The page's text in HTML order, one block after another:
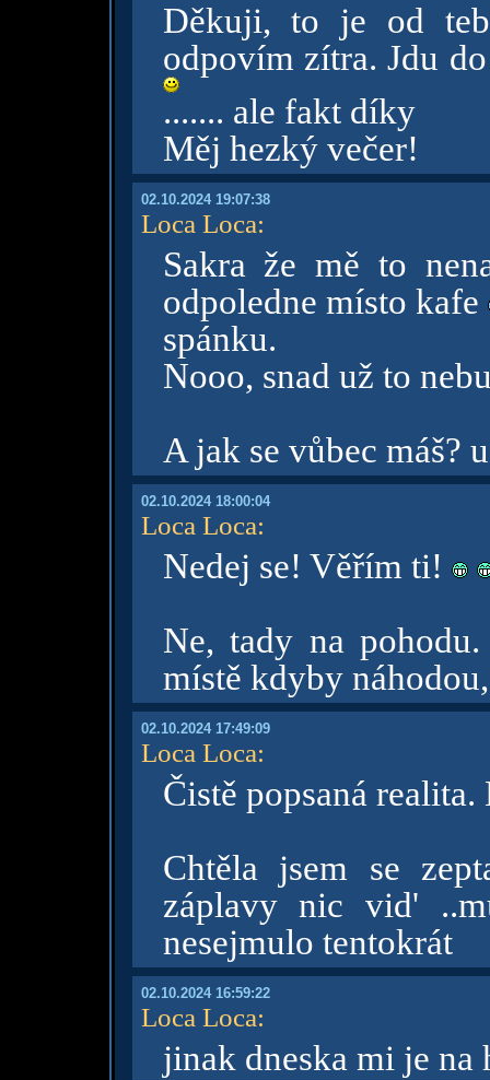
Děkuji, to je od
odpovím zítra. Jdu
....... ale fakt díky
Měj hezký večer!
02.10.2024 19:07:38
Loca Loca:
Sakra že mě to
odpoledne místo kafe
spánku.
Nooo, snad už to
A jak se vůbec máš?
02.10.2024 18:00:04
Loca Loca:
Nedej se! Věřím ti!
Ne, tady na
místě kdyby
02.10.2024 17:49:09
Loca Loca:
Čistě popsaná realita.
Chtěla jsem se
záplavy nic vid'
nesejmulo tentokrát
02.10.2024 16:59:22
Loca Loca:
jinak dneska mi je